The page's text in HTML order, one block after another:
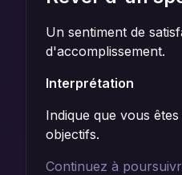
Un sentiment de
d'accomplissement.
Interprétation
Indique que vous
objectifs.
Continuez à